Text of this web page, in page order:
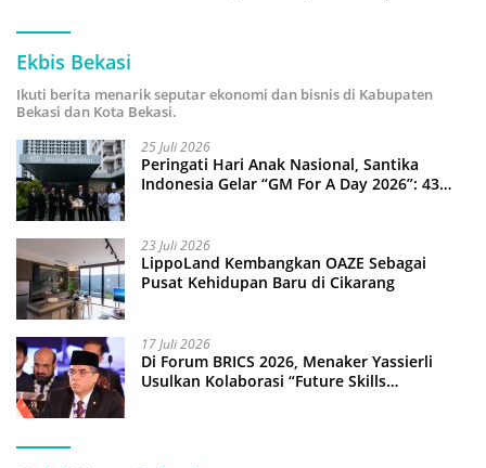
Ekbis Bekasi
Ikuti berita menarik seputar ekonomi dan bisnis di Kabupaten
Bekasi dan Kota Bekasi.
25 Juli 2026
Peringati Hari Anak Nasional, Santika
Indonesia Gelar “GM For A Day 2026”: 43
23 Juli 2026
LippoLand Kembangkan OAZE Sebagai
Pusat Kehidupan Baru di Cikarang
17 Juli 2026
Di Forum BRICS 2026, Menaker Yassierli
Usulkan Kolaborasi “Future Skills